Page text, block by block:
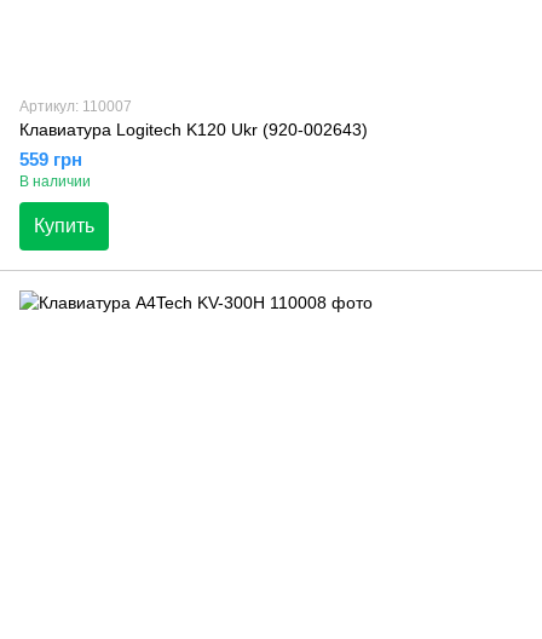
Артикул: 110007
Клавиатура Logitech K120 Ukr (920-002643)
559 грн
В наличии
Купить